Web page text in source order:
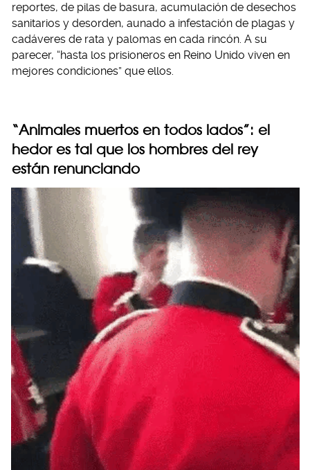
reportes, de pilas de basura, acumulación de desechos
sanitarios y desorden, aunado a infestación de plagas y
cadáveres de rata y palomas en cada rincón. A su
parecer, “hasta los prisioneros en Reino Unido viven en
mejores condiciones” que ellos.
“Animales muertos en todos lados”: el
hedor es tal que los hombres del rey
están renunciando